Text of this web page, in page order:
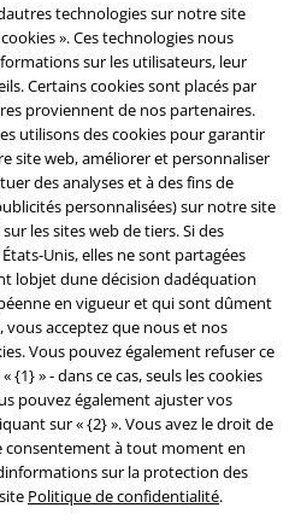
technologies sur notre site
». Ces technologies nous
sur les utilisateurs, leur
Certains cookies sont placés par
proviennent de nos partenaires.
utilisons des cookies pour garantir
site web, améliorer et personnaliser
des analyses et à des fins de
personnalisées) sur notre site
les sites web de tiers. Si des
Unis, elles ne sont partagées
lobjet dune décision dadéquation
en vigueur et qui sont dûment
vous acceptez que nous et nos
Vous pouvez également refuser ce
» - dans ce cas, seuls les cookies
pouvez également ajuster vos
sur « {2} ». Vous avez le droit de
à tout moment en
sur la protection des
Politique de confidentialité.